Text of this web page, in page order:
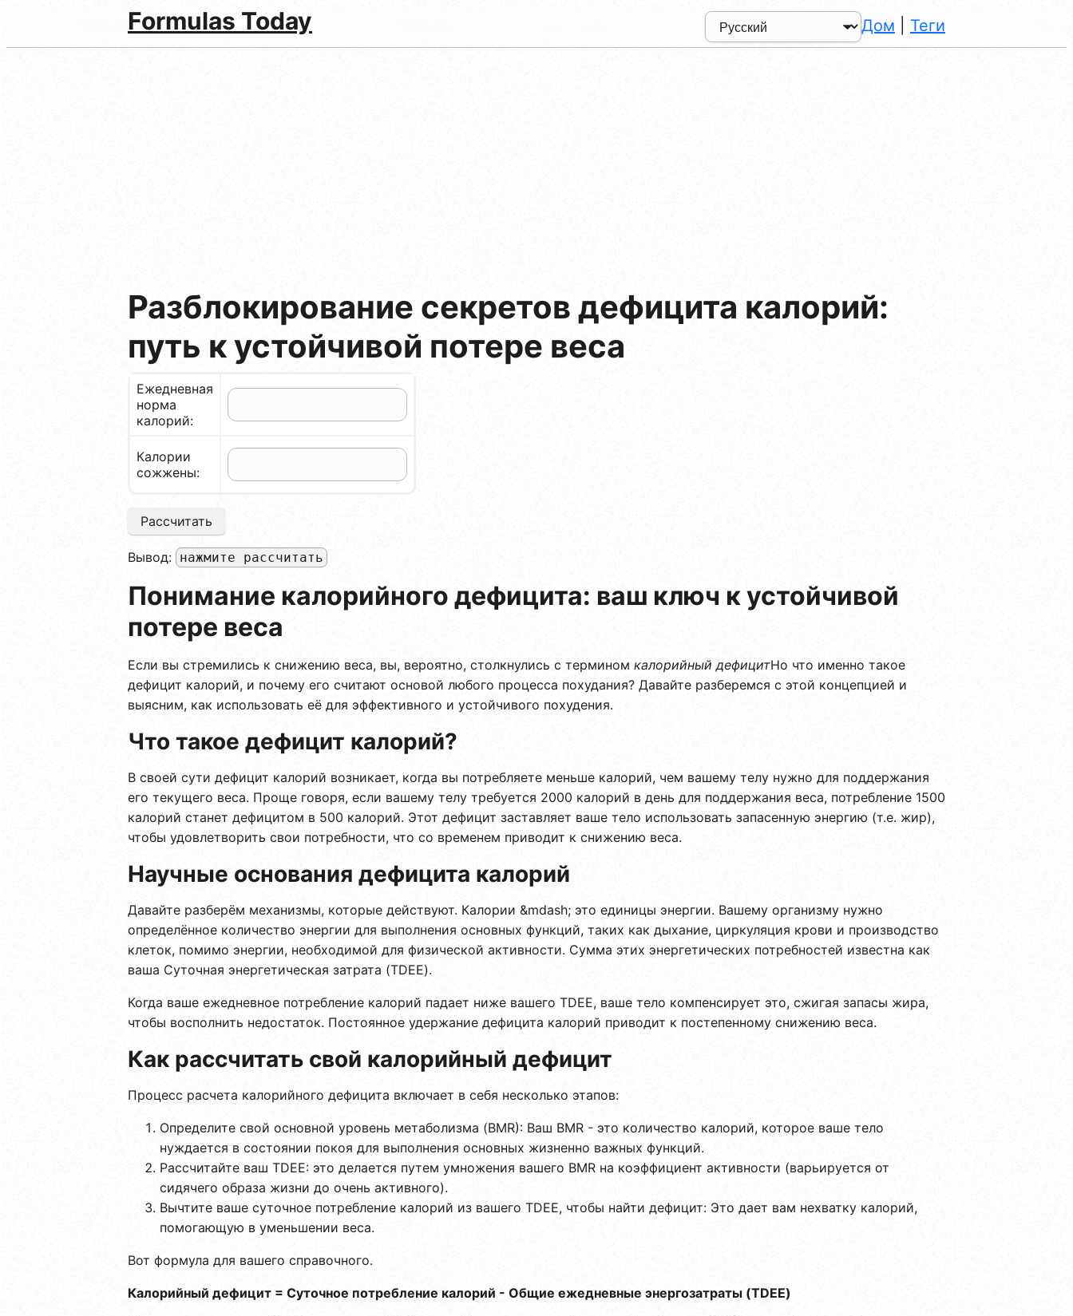
Formulas Today Дом Теги
Разблокирование секретов дефицита калорий:
путь к устойчивой потере веса
Ежедневная
норма
калорий:
Калории
сожжены:
Рассчитать
Вывод: нажмите рассчитать
Понимание калорийного дефицита: ваш ключ к устойчивой
потере веса
Если вы стремились к снижению веса, вы, вероятно, столкнулись с термином калорийный дефицитНо что именно такое
дефицит калорий, и почему его считают основой любого процесса похудания? Давайте разберемся с этой концепцией и
выясним, как использовать её для эффективного и устойчивого похудения.
Что такое дефицит калорий?
В своей сути дефицит калорий возникает, когда вы потребляете меньше калорий, чем вашему телу нужно для поддержания
его текущего веса. Проще говоря, если вашему телу требуется 2000 калорий в день для поддержания веса, потребление 1500
калорий станет дефицитом в 500 калорий. Этот дефицит заставляет ваше тело использовать запасенную энергию (т.е. жир),
чтобы удовлетворить свои потребности, что со временем приводит к снижению веса.
Научные основания дефицита калорий
Давайте разберём механизмы, которые действуют. Калории &mdash; это единицы энергии. Вашему организму нужно
определённое количество энергии для выполнения основных функций, таких как дыхание, циркуляция крови и производство
клеток, помимо энергии, необходимой для физической активности. Сумма этих энергетических потребностей известна как
ваша Суточная энергетическая затрата (TDEE).
Когда ваше ежедневное потребление калорий падает ниже вашего TDEE, ваше тело компенсирует это, сжигая запасы жира,
чтобы восполнить недостаток. Постоянное удержание дефицита калорий приводит к постепенному снижению веса.
Как рассчитать свой калорийный дефицит
Процесс расчета калорийного дефицита включает в себя несколько этапов:
Определите свой основной уровень метаболизма (BMR): Ваш BMR - это количество калорий, которое ваше тело
нуждается в состоянии покоя для выполнения основных жизненно важных функций.
Рассчитайте ваш TDEE: это делается путем умножения вашего BMR на коэффициент активности (варьируется от
сидячего образа жизни до очень активного).
Вычтите ваше суточное потребление калорий из вашего TDEE, чтобы найти дефицит: Это дает вам нехватку калорий,
помогающую в уменьшении веса.
Вот формула для вашего справочного.
Калорийный дефицит = Суточное потребление калорий - Общие ежедневные энергозатраты (TDEE)